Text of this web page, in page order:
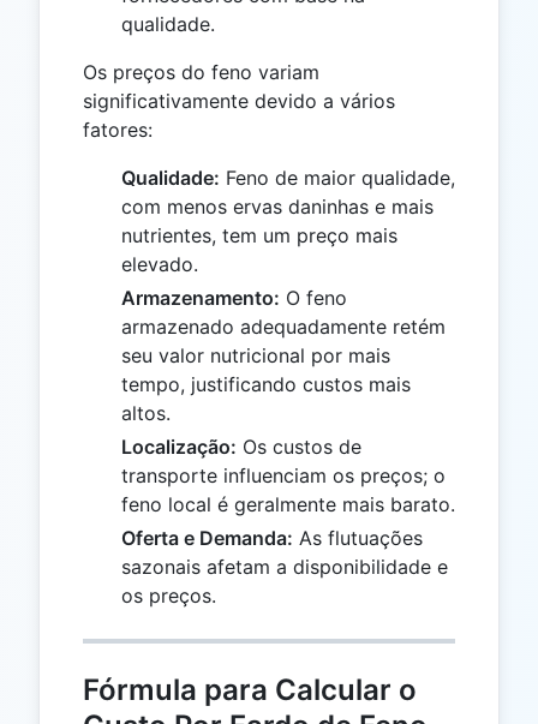
qualidade.
Os preços do feno variam
significativamente devido a vários
fatores:
Qualidade: Feno de maior qualidade,
com menos ervas daninhas e mais
nutrientes, tem um preço mais
elevado.
Armazenamento: O feno
armazenado adequadamente retém
seu valor nutricional por mais
tempo, justificando custos mais
altos.
Localização: Os custos de
transporte influenciam os preços; o
feno local é geralmente mais barato.
Oferta e Demanda: As flutuações
sazonais afetam a disponibilidade e
os preços.
Fórmula para Calcular o